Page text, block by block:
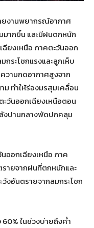
ยงานพยากรณ์อากาศ
มากขึ้น และมีฝนตกหนัก
ยงเหนือ ภาคตะวันออก
กระโชกแรงและลูกเห็บ
วามกดอากาศสูงจาก
ม ทำให้ร่องมรสุมเคลื่อน
วันออกเฉียงเหนือตอน
งปานกลางพัดปกคลุม
ออกเฉียงเหนือ ภาค
รายจากฝนที่ตกหนักและ
งอันตรายจากลมกระโชก
ในช่วงบ่ายถึงค่ำ